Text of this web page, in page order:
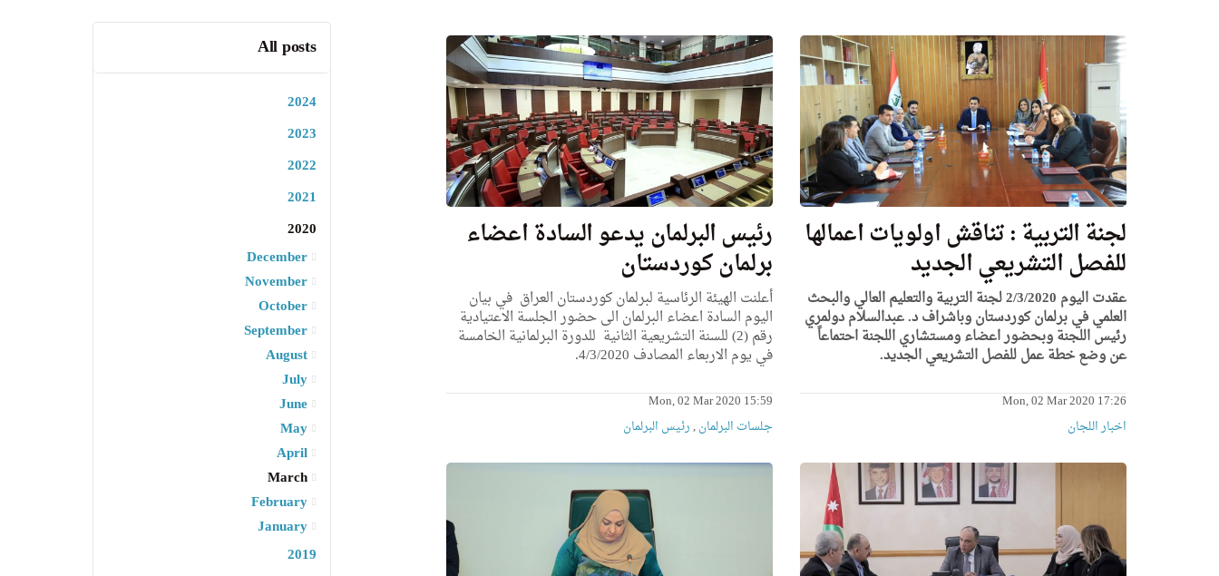
لجنة التربية : تناقش اولويات اعمالها
للفصل التشريعي الجديد
عقدت اليوم 2/3/2020 لجنة التربية والتعليم العالي والبحث
العلمي في برلمان كوردستان وباشراف د. عبدالسلام دولمري
رئيس اللجنة وبحضور اعضاء ومستشاري اللجنة احتماعاً
عن وضع خطة عمل للفصل التشريعي الجديد.
Mon, 02 Mar 2020 17:26
اخبار اللجان
رئيس البرلمان يدعو السادة اعضاء
برلمان كوردستان
أعلنت الهيئة الرئاسية لبرلمان كوردستان العراق في بيان
اليوم السادة اعضاء البرلمان الى حضور الجلسة الاعتيادية
رقم (2) للسنة التشريعية الثانية للدورة البرلمانية الخامسة
في يوم الاربعاء المصادف 4/3/2020.
Mon, 02 Mar 2020 15:59
جلسات البرلمان,رئیس البرلمان
All posts
2024
2023
2022
2021
2020
December
November
October
September
August
July
June
May
April
March
February
January
2019